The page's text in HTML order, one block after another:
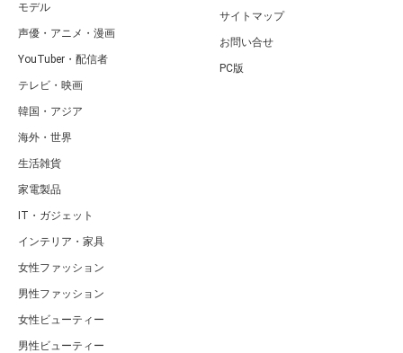
モデル
声優・アニメ・漫画
YouTuber・配信者
テレビ・映画
韓国・アジア
海外・世界
生活雑貨
家電製品
IT・ガジェット
インテリア・家具
女性ファッション
男性ファッション
女性ビューティー
男性ビューティー
サイトマップ
お問い合せ
PC版